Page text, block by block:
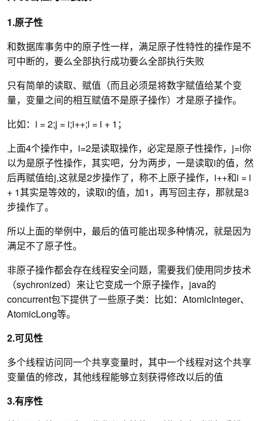
1.原子性
和数据库事务中的原子性一样，满足原子性特性的操作是不
可中断的，要么全部执行成功要么全部执行失败
只有简单的读取、赋值（而且必须是将数字赋值给某个变
量，变量之间的相互赋值不是原子操作）才是原子操作。
比如：i = 2;j = i;i++;i = i + 1；
上面4个操作中，i=2是读取操作，必定是原子性操作，j=i你
以为是原子性操作，其实吧，分为两步，一是读取i的值，然
后再赋值给j,这就是2步操作了，称不上原子操作，i++和i = i
+ 1其实是等效的，读取i的值，加1，再写回主存，那就是3
步操作了。
所以上面的举例中，最后的值可能出现多种情况，就是因为
满足不了原子性。
非原子操作都会存在线程安全问题，需要我们使用同步技术
（sychronized）来让它变成一个原子操作，java的
concurrent包下提供了一些原子类：比如：AtomicInteger、
AtomicLong等。
2.可见性
多个线程访问同一个共享变量时，其中一个线程对这个共享
变量值的修改，其他线程能够立刻获得修改以后的值
3.有序性